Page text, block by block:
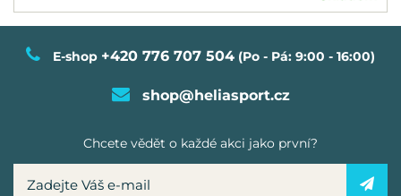
E-shop +420 776 707 504 (Po - Pá: 9:00 - 16:00)
shop@heliasport.cz
Chcete vědět o každé akci jako první?